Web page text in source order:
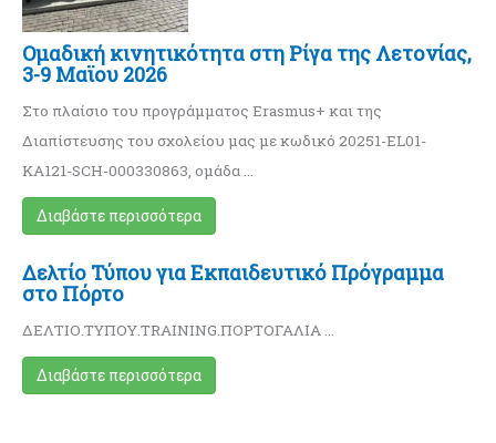
Ομαδική κινητικότητα στη Ρίγα της Λετονίας,
3-9 Μαϊου 2026
Στο πλαίσιο του προγράμματος Erasmus+ και της
Διαπίστευσης του σχολείου μας με κωδικό 20251-EL01-
KA121-SCH-000330863, ομάδα …
Διαβάστε περισσότερα
Δελτίο Τύπου για Εκπαιδευτικό Πρόγραμμα
στο Πόρτο
ΔΕΛΤΙΟ.ΤΥΠΟΥ.TRAINING.ΠΟΡΤΟΓΑΛΙΑ …
Διαβάστε περισσότερα